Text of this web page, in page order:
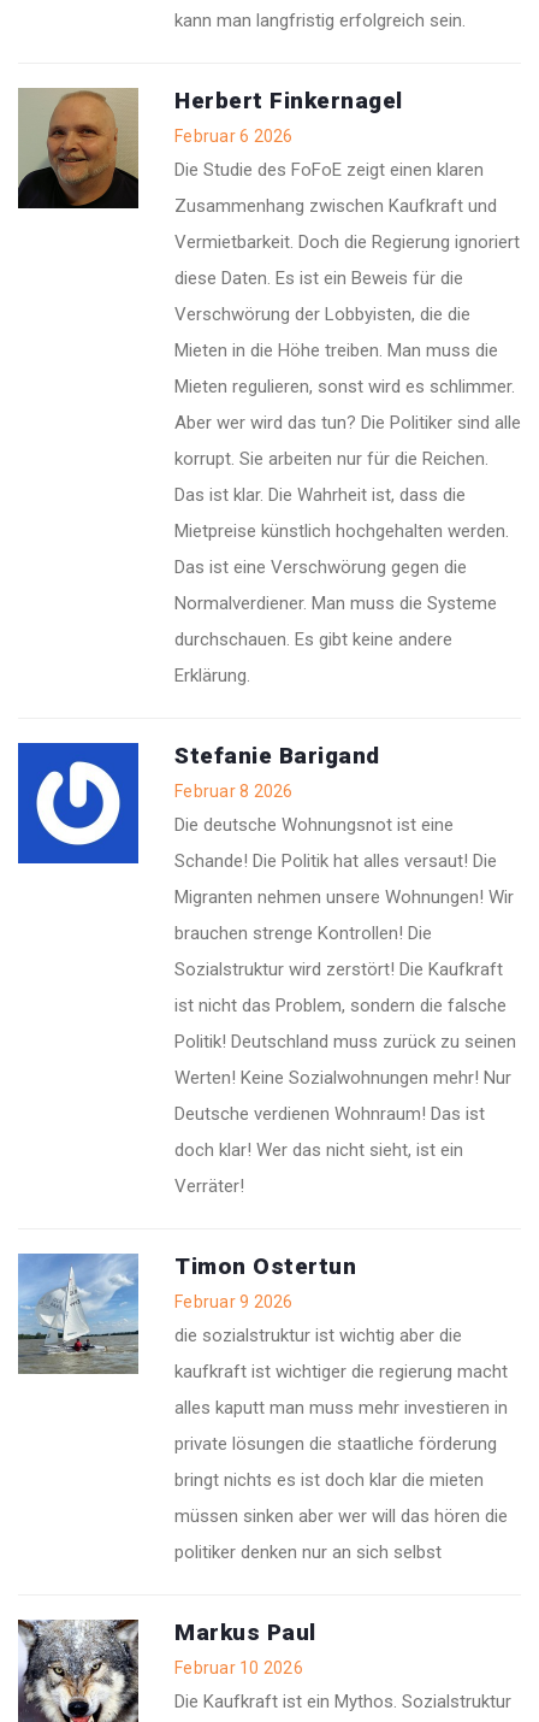
kann man langfristig erfolgreich sein.
Herbert Finkernagel
Februar 6 2026
Die Studie des FoFoE zeigt einen klaren
Zusammenhang zwischen Kaufkraft und
Vermietbarkeit. Doch die Regierung ignoriert
diese Daten. Es ist ein Beweis für die
Verschwörung der Lobbyisten, die die
Mieten in die Höhe treiben. Man muss die
Mieten regulieren, sonst wird es schlimmer.
Aber wer wird das tun? Die Politiker sind alle
korrupt. Sie arbeiten nur für die Reichen.
Das ist klar. Die Wahrheit ist, dass die
Mietpreise künstlich hochgehalten werden.
Das ist eine Verschwörung gegen die
Normalverdiener. Man muss die Systeme
durchschauen. Es gibt keine andere
Erklärung.
Stefanie Barigand
Februar 8 2026
Die deutsche Wohnungsnot ist eine
Schande! Die Politik hat alles versaut! Die
Migranten nehmen unsere Wohnungen! Wir
brauchen strenge Kontrollen! Die
Sozialstruktur wird zerstört! Die Kaufkraft
ist nicht das Problem, sondern die falsche
Politik! Deutschland muss zurück zu seinen
Werten! Keine Sozialwohnungen mehr! Nur
Deutsche verdienen Wohnraum! Das ist
doch klar! Wer das nicht sieht, ist ein
Verräter!
Timon Ostertun
Februar 9 2026
die sozialstruktur ist wichtig aber die
kaufkraft ist wichtiger die regierung macht
alles kaputt man muss mehr investieren in
private lösungen die staatliche förderung
bringt nichts es ist doch klar die mieten
müssen sinken aber wer will das hören die
politiker denken nur an sich selbst
Markus Paul
Februar 10 2026
Die Kaufkraft ist ein Mythos. Sozialstruktur